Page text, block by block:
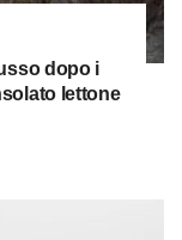
dopo i
lettone